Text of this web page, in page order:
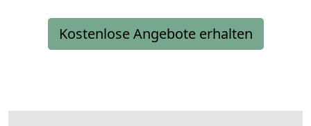
Kostenlose Angebote erhalten